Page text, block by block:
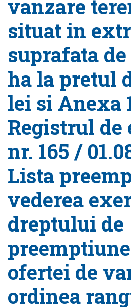
vanzare
situat in
suprafata de
ha la pretul
lei si Anexa
Registrul de
nr. 165 /
Lista
vederea
dreptului de
ofertei de
ordinea